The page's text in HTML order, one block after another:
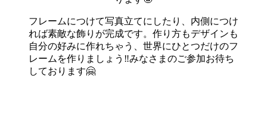
フレームにつけて写真立てにしたり、内側につけ
れば素敵な飾りが完成です。作り方もデザインも
自分の好みに作れちゃう、世界にひとつだけのフ
レームを作りましょう‼️みなさまのご参加お待ち
しております🤗